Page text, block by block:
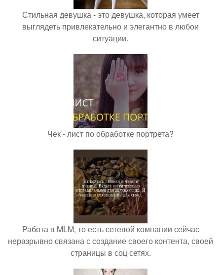
Стильная девушка - это девушка, которая умеет
выглядеть привлекательно и элегантно в любои
ситуации.
Чек - лист по обработке портрета?
Работа в MLM, то есть сетевой компании сейчас
неразрывно связана с создание своего контента, своей
страницы в соц сетях.